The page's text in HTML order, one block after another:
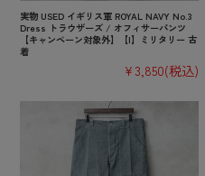
実物 USED イギリス軍 ROYAL NAVY No.3
Dress トラウザーズ / オフィサーパンツ
【キャンペーン対象外】【I】ミリタリー 古
着
¥3,850(税込)